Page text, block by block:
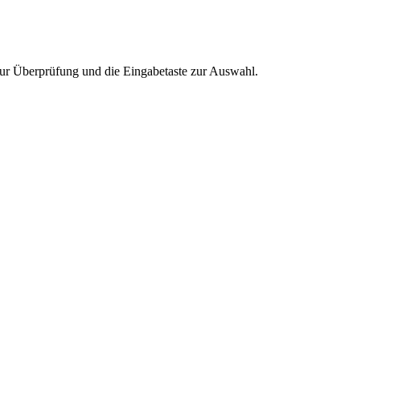
Überprüfung und die Eingabetaste zur Auswahl.